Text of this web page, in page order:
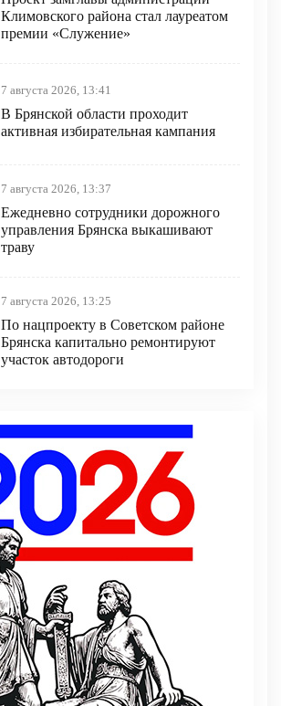
Климовского района стал лауреатом
премии «Служение»
7 августа 2026, 13:41
В Брянской области проходит
активная избирательная кампания
7 августа 2026, 13:37
Ежедневно сотрудники дорожного
управления Брянска выкашивают
траву
7 августа 2026, 13:25
По нацпроекту в Советском районе
Брянска капитально ремонтируют
участок автодороги